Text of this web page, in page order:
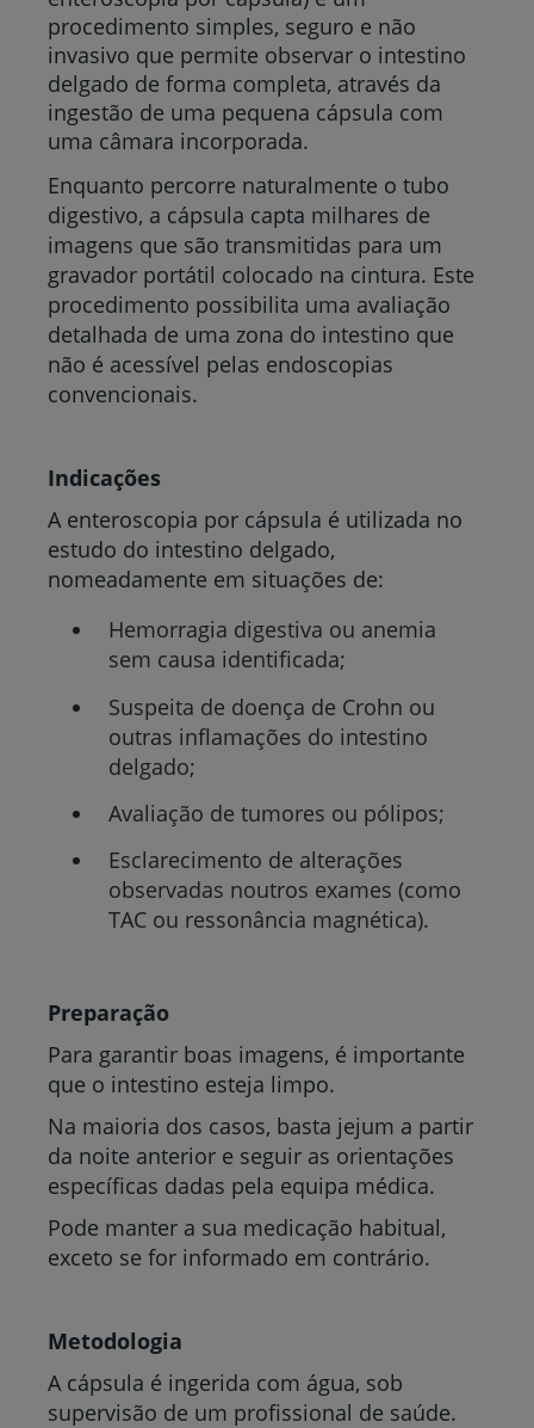
procedimento simples, seguro e não
invasivo que permite observar o intestino
delgado de forma completa, através da
ingestão de uma pequena cápsula com
uma câmara incorporada.
Enquanto percorre naturalmente o tubo
digestivo, a cápsula capta milhares de
imagens que são transmitidas para um
gravador portátil colocado na cintura. Este
procedimento possibilita uma avaliação
detalhada de uma zona do intestino que
não é acessível pelas endoscopias
convencionais.
Indicações
A enteroscopia por cápsula é utilizada no
estudo do intestino delgado,
nomeadamente em situações de:
Hemorragia digestiva ou anemia
sem causa identificada;
Suspeita de doença de Crohn ou
outras inflamações do intestino
delgado;
Avaliação de tumores ou pólipos;
Esclarecimento de alterações
observadas noutros exames (como
TAC ou ressonância magnética).
Preparação
Para garantir boas imagens, é importante
que o intestino esteja limpo.
Na maioria dos casos, basta jejum a partir
da noite anterior e seguir as orientações
específicas dadas pela equipa médica.
Pode manter a sua medicação habitual,
exceto se for informado em contrário.
Metodologia
A cápsula é ingerida com água, sob
supervisão de um profissional de saúde.